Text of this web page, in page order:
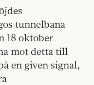
tunnelbana
18 oktober
mot detta till
en given signal,